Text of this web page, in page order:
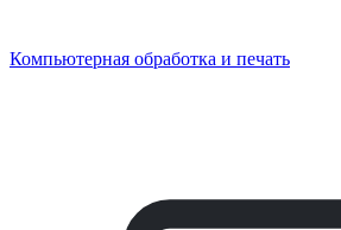
Компьютерная обработка и печать